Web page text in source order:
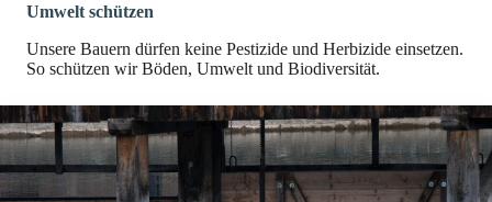
Umwelt schützen
Unsere Bauern dürfen keine Pestizide und Herbizide einsetzen.
So schützen wir Böden, Umwelt und Biodiversität.